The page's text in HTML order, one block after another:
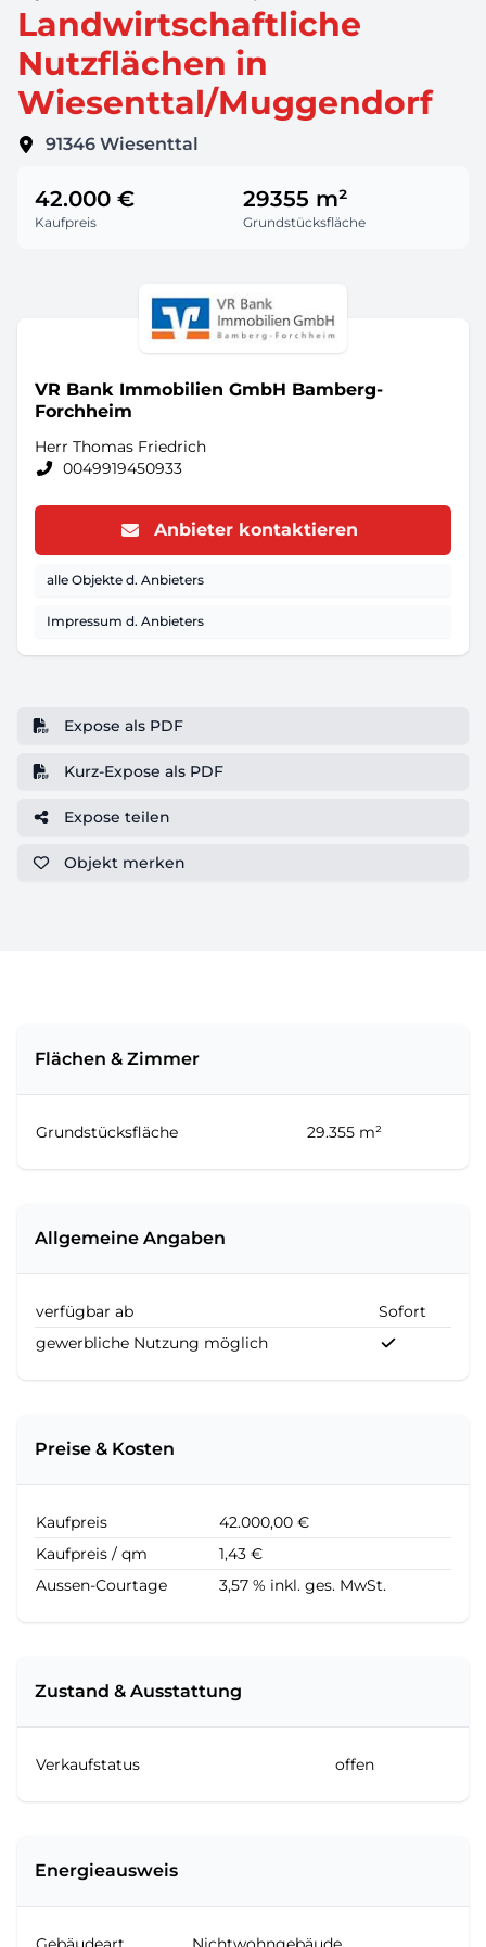
Landwirtschaftliche
Nutzflächen in
Wiesenttal/Muggendorf
91346 Wiesenttal
Kaufpreis
42.000 €
Grundstücksfläche
29355 m²
VR Bank Immobilien GmbH Bamberg-
Forchheim
Herr Thomas Friedrich
0049919450933
Anbieter kontaktieren
alle Objekte d. Anbieters
Impressum d. Anbieters
Expose als PDF
Kurz-Expose als PDF
Expose teilen
Objekt merken
Flächen & Zimmer
Grundstücksfläche 29.355 m²
Allgemeine Angaben
verfügbar ab
Sofort
gewerbliche Nutzung möglich
Preise & Kosten
Kaufpreis
42.000,00 €
Kaufpreis / qm
1,43 €
Aussen-Courtage
3,57 % inkl. ges. MwSt.
Zustand & Ausstattung
Verkaufstatus offen
Energieausweis